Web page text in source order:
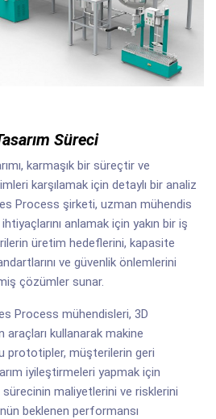
Süreci
karmaşık bir süreçtir ve
karşılamak için detaylı bir analiz
Process şirketi, uzman mühendis
anlamak için yakın bir iş
üretim hedeflerini, kapasite
ve güvenlik önlemlerini
çözümler sunar.
Process mühendisleri, 3D
kullanarak makine
prototipler, müşterilerin geri
iyileştirmeleri yapmak için
sürecinin maliyetlerini ve risklerini
beklenen performansı